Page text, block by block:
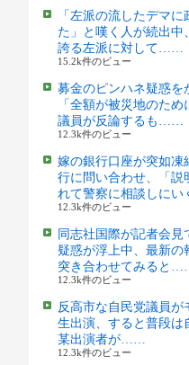
「左派の流したデマ
た」と嘆く人が続出中
誇る左派に対して……
15.2k件のビュー
募金のピンハネ疑惑を
「全額が被災地のた
議員が反論するも……
12.3k件のビュー
嫁の銀行口座が突如凍
行に問い合わせ、「説
れて警察に相談しに
12.3k件のビュー
同志社国際が記者会見
疑惑が浮上中、最新の
突き合わせてみると
12.3k件のビュー
反高市な自民党議員が
生出演、すると普段は
某出演者が……
12.3k件のビュー